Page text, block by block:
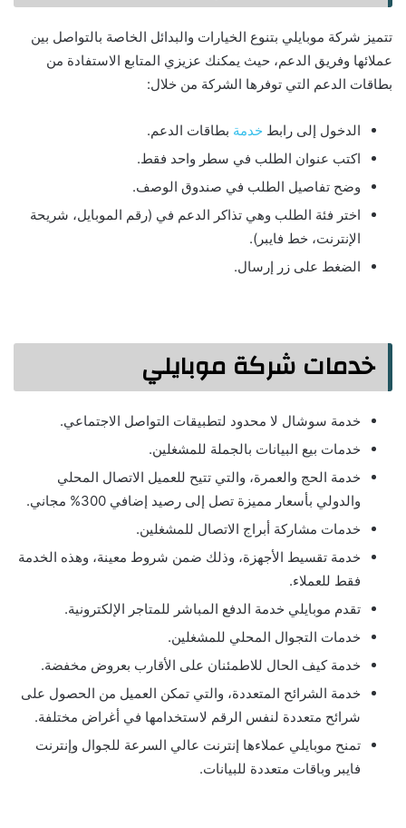
تتميز شركة موبايلي بتنوع الخيارات والبدائل الخاصة بالتواصل بين
عملائها وفريق الدعم، حيث يمكنك عزيزي المتابع الاستفادة من
بطاقات الدعم التي توفرها الشركة من خلال:
الدخول إلى رابط خدمة بطاقات الدعم.
اكتب عنوان الطلب في سطر واحد فقط.
وضح تفاصيل الطلب في صندوق الوصف.
اختر فئة الطلب وهي تذاكر الدعم في (رقم الموبايل، شريحة
الإنترنت، خط فايبر).
الضغط على زر إرسال.
خدمات شركة موبايلي
خدمة سوشال لا محدود لتطبيقات التواصل الاجتماعي.
‫خدمات بيع البيانات بالجملة‬ للمشغلين.
خدمة الحج والعمرة، والتي تتيح للعميل الاتصال المحلي
والدولي بأسعار مميزة تصل إلى رصيد إضافي 300% مجاني.
‫خدمات مشاركة أبراج الاتصال‬ للمشغلين.
خدمة تقسيط الأجهزة، وذلك ضمن شروط معينة، وهذه الخدمة
فقط للعملاء.
تقدم موبايلي خدمة الدفع المباشر للمتاجر الإلكترونية.
‫خدمات التجوال المحلي‬ للمشغلين.
خدمة كيف الحال للاطمئنان على الأقارب بعروض مخفضة.
خدمة الشرائح المتعددة، والتي تمكن العميل من الحصول على
شرائح متعددة لنفس الرقم لاستخدامها في أغراض مختلفة.
تمنح موبايلي عملاءها إنترنت عالي السرعة للجوال وإنترنت
فايبر وباقات متعددة للبيانات.